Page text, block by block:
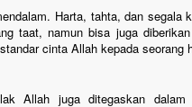
Harta, tahta, dan segala
taat, namun bisa juga
cinta Allah kepada seorang
Allah juga ditegaskan dalam